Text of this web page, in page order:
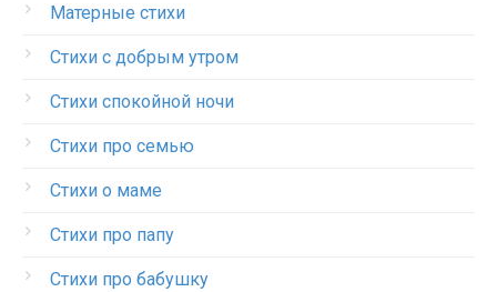
Матерные стихи
Стихи с добрым утром
Стихи спокойной ночи
Стихи про семью
Стихи о маме
Стихи про папу
Стихи про бабушку